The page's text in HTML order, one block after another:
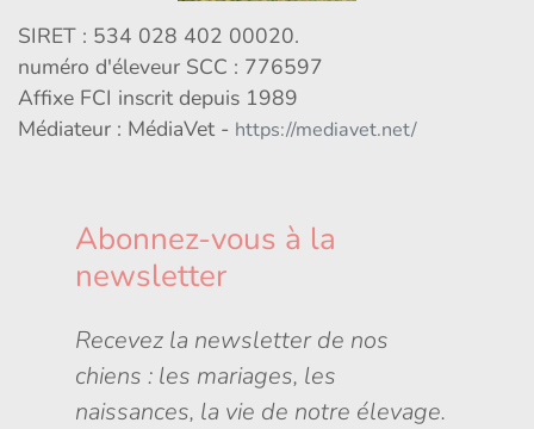
SIRET : 534 028 402 00020.
numéro d'éleveur SCC : 776597
Affixe FCI inscrit depuis 1989
Médiateur : MédiaVet - https://mediavet.net/
Abonnez-vous à la
newsletter
Recevez la newsletter de nos
chiens : les mariages, les
naissances, la vie de notre élevage.